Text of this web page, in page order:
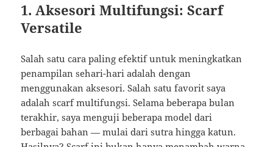
1. Aksesori Multifungsi: Scarf
Versatile
Salah satu cara paling efektif untuk meningkatkan
penampilan sehari-hari adalah dengan
menggunakan aksesori. Salah satu favorit saya
adalah scarf multifungsi. Selama beberapa bulan
terakhir, saya menguji beberapa model dari
berbagai bahan — mulai dari sutra hingga katun.